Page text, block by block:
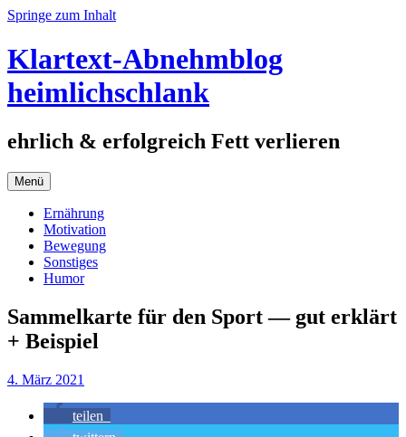
Springe zum Inhalt
Klartext-Abnehmblog
heimlichschlank
ehrlich & erfolgreich Fett verlieren
Menü
Ernährung
Motivation
Bewegung
Sonstiges
Humor
Sammelkarte für den Sport — gut erklärt
+ Beispiel
4. März 2021
teilen